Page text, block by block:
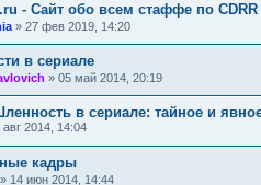
- Сайт обо всем стаффе по CDRR
» 27 фев 2019, 14:20
в сериале
» 05 май 2014, 20:19
в сериале: тайное и
авг 2014, 14:04
кадры
» 14 июн 2014, 14:44